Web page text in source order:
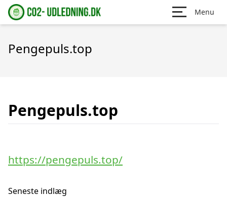
Menu
Pengepuls.top
Pengepuls.top
https://pengepuls.top/
Seneste indlæg